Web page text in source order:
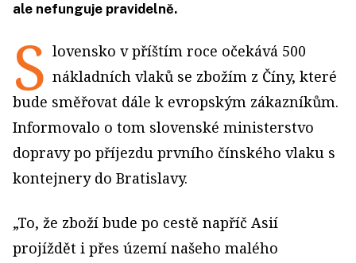
ale nefunguje pravidelně.
S lovensko v příštím roce očekává 500
nákladních vlaků se zbožím z Číny, které
bude směřovat dále k evropským zákazníkům.
Informovalo o tom slovenské ministerstvo
dopravy po příjezdu prvního čínského vlaku s
kontejnery do Bratislavy.
„To, že zboží bude po cestě napříč Asií
projíždět i přes území našeho malého